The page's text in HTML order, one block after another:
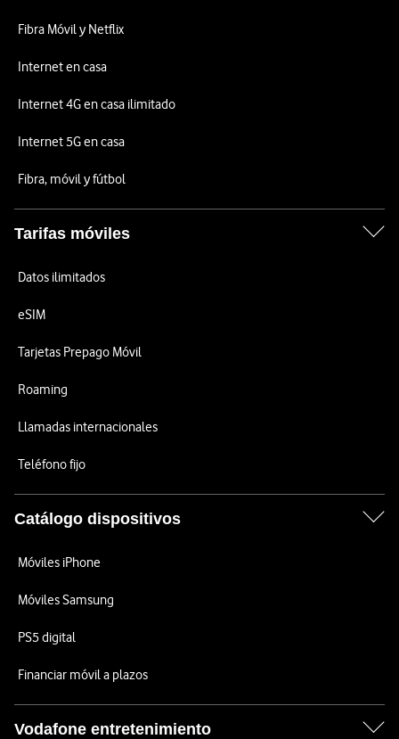
Fibra Móvil y Netflix
Internet en casa
Internet 4G en casa ilimitado
Internet 5G en casa
Fibra, móvil y fútbol
Tarifas móviles
Datos ilimitados
eSIM
Tarjetas Prepago Móvil
Roaming
Llamadas internacionales
Teléfono fijo
Catálogo dispositivos
Móviles iPhone
Móviles Samsung
PS5 digital
Financiar móvil a plazos
Vodafone entretenimiento